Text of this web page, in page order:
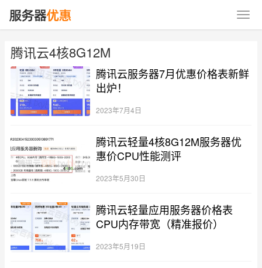
腾讯云4核8G12M
腾讯云服务器7月优惠价格表新鲜
出炉！
2023年7月4日
腾讯云轻量4核8G12M服务器优
惠价CPU性能测评
2023年5月30日
腾讯云轻量应用服务器价格表
CPU内存带宽（精准报价）
2023年5月19日